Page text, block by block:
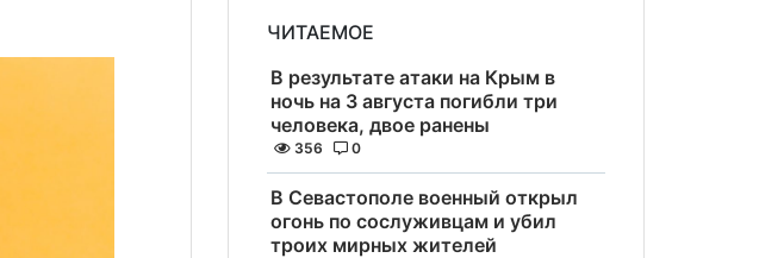
ЧИТАЕМОЕ
В результате атаки на Крым в
ночь на 3 августа погибли три
человека, двое ранены
356 0
В Севастополе военный открыл
огонь по сослуживцам и убил
троих мирных жителей